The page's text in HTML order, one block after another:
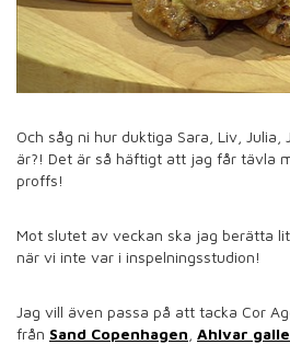
Och såg ni hur duktiga Sara, Liv, Julia,
är?! Det är så häftigt att jag får tävla
proffs!
Mot slutet av veckan ska jag berätta
när vi inte var i inspelningsstudion!
Jag vill även passa på att tacka Cor
från Sand Copenhagen, Ahlvar